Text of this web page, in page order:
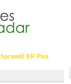
Sprawdź BR Plus